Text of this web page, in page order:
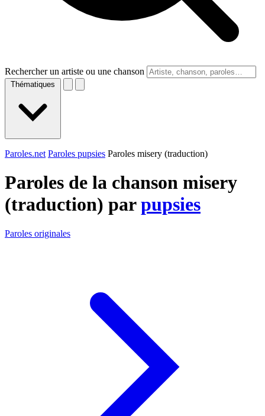
Rechercher un artiste ou une chanson
Thématiques
Paroles.net Paroles pupsies Paroles misery (traduction)
Paroles de la chanson misery
(traduction) parpupsies
Paroles originales